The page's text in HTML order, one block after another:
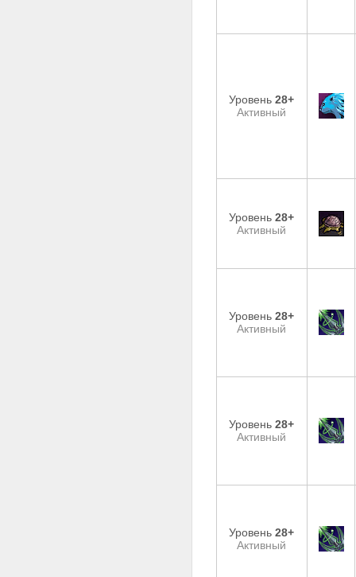
Уровень28+
Активный
Уровень28+
Активный
Уровень28+
Активный
Уровень28+
Активный
Уровень28+
Активный